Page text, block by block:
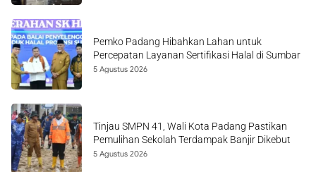
Pemko Padang Hibahkan Lahan untuk
Percepatan Layanan Sertifikasi Halal di Sumbar
5 Agustus 2026
Tinjau SMPN 41, Wali Kota Padang Pastikan
Pemulihan Sekolah Terdampak Banjir Dikebut
5 Agustus 2026